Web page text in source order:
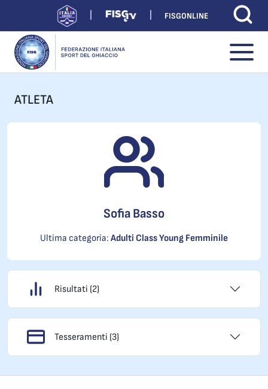
FISGONLINE
ATLETA
Sofia Basso
Ultima categoria: Adulti Class Young Femminile
Risultati (2)
Tesseramenti (3)